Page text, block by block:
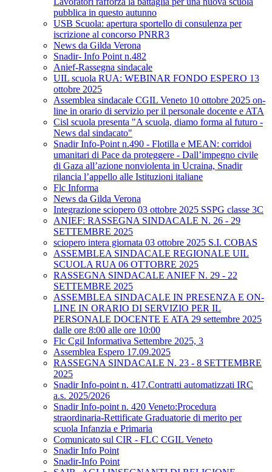
pubblica in questo autunno
USB Scuola: apertura sportello di consulenza per
iscrizione al concorso PNRR3
News da Gilda Verona
Snadir- Info Point n.482
Anief-Rassegna sindacale
UIL scuola RUA: WEBINAR FONDO ESPERO 13
ottobre 2025
Assemblea sindacale CGIL Veneto 10 ottobre 2025 on-
line in orario di servizio per il personale docente e ATA
Cisl scuola presenta "A scuola, diamo forma al futuro -
News dal sindacato"
Snadir Info-Point n.490 - Flotilla e MEAN: corridoi
umanitari di Pace da proteggere - Dall’impegno civile
di Gaza all’azione nonviolenta in Ucraina, Snadir
rilancia l’appello alle Istituzioni italiane
Flc Informa
News da Gilda Verona
Integrazione sciopero 03 ottobre 2025 SSPG classe 3C
ANIEF: RASSEGNA SINDACALE N. 26 - 29
SETTEMBRE 2025
sciopero intera giornata 03 ottobre 2025 S.I. COBAS
ASSEMBLEA SINDACALE REGIONALE UIL
SCUOLA RUA 06 OTTOBRE 2025
RASSEGNA SINDACALE ANIEF N. 29 - 22
SETTEMBRE 2025
ASSEMBLEA SINDACALE IN PRESENZA E ON-
LINE IN ORARIO DI SERVIZIO PER IL
PERSONALE DOCENTE E ATA 29 settembre 2025
dalle ore 8:00 alle ore 10:00
Flc Cgil Informativa Settembre 2025, 3
Assemblea Espero 17.09.2025
RASSEGNA SINDACALE N. 23 - 8 SETTEMBRE
2025
Snadir Info-point n. 417.Contratti automatizzati IRC
a.s. 2025/2026
Snadir Info-point n. 420 Veneto:Procedura
straordinaria-Rettificate Graduatorie di merito per
scuola Infanzia e Primaria
Comunicato sul CIR - FLC CGIL Veneto
Snadir Info Point
Snadir-Info Point